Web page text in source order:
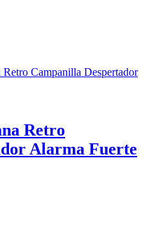
Retro
Alarma Fuerte